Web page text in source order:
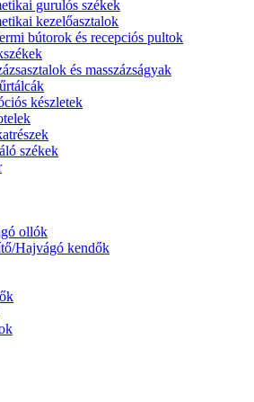
gurulós székek
kezelőasztalok
bútorok és recepciós pultok
és masszázságyak
készletek
székek
ollók
Hajvágó kendők